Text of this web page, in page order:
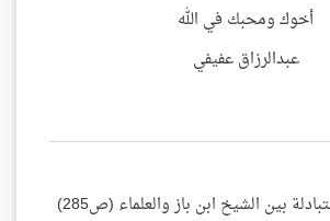
أخوك ومحبك في الله
عبدالرزاق عفيفي
بين الشيخ ابن باز والعلماء (ص285)